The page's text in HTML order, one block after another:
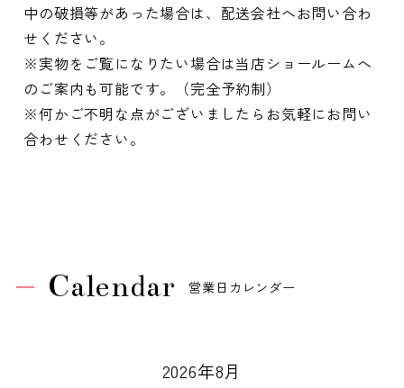
中の破損等があった場合は、配送会社へお問い合わ
せください。
※実物をご覧になりたい場合は当店ショールームへ
のご案内も可能です。（完全予約制）
※何かご不明な点がございましたらお気軽にお問い
合わせください。
Calendar 営業日カレンダー
2026年8月